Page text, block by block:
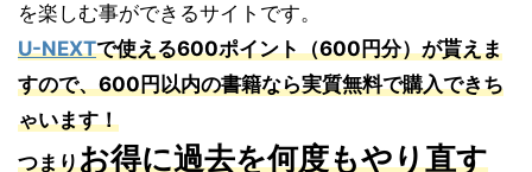
を楽しむ事ができるサイトです。
U-NEXTで使える600ポイント（600円分）が貰えま
すので、600円以内の書籍なら実質無料で購入できち
ゃいます！
つまりお得に過去を何度もやり直す